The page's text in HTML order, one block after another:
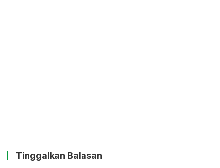
Tinggalkan Balasan